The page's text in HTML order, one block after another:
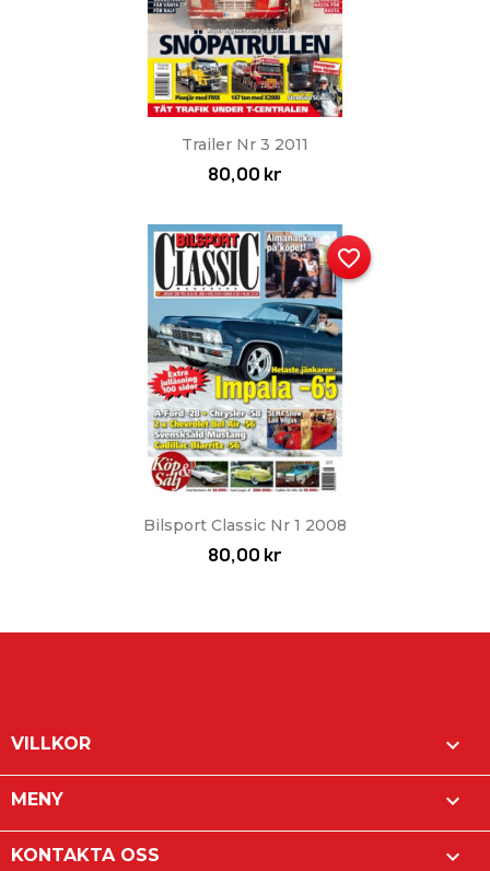
Trailer Nr 3 2011
80,00 kr
Bilsport Classic Nr 1 2008
80,00 kr
favorite_border
VILLKOR 
MENY 
KONTAKTA OSS 